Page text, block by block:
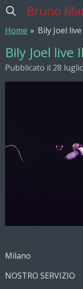
Vai
contenuto
principale
Bruno
Home » Bily Joel
Bily Joel live
Pubblicato il 28
Milano
NOSTRO SERVIZIO